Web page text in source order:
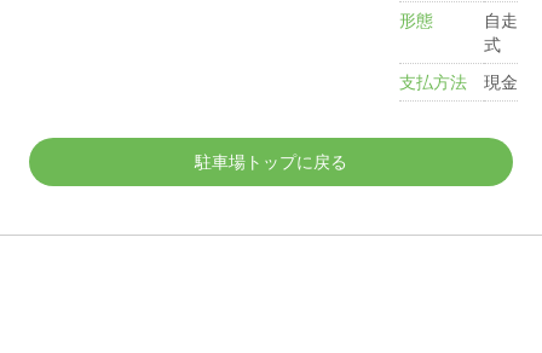
形態
自走
式
支払方法
現金
駐車場トップに戻る